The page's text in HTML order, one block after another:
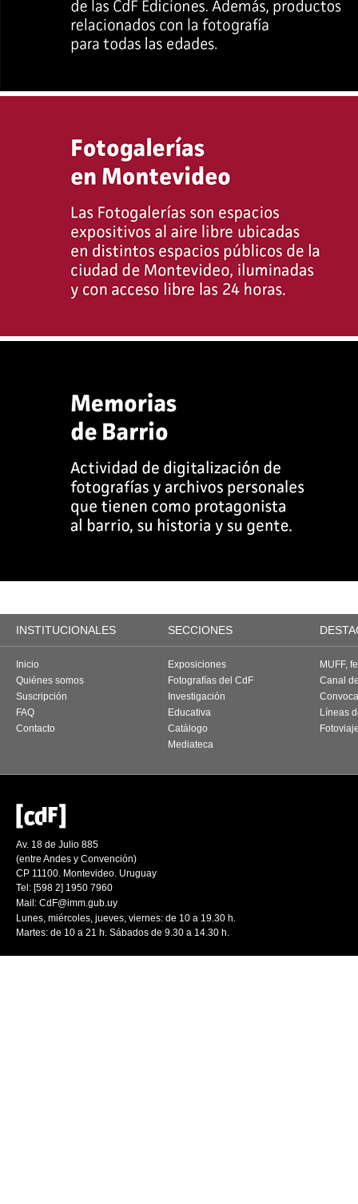
INSTITUCIONALES SECCIONES
Inicio
Quiénes somos
Suscripción
FAQ
Contacto
Exposiciones
Fotografías del CdF
Investigación
Educativa
Catálogo
Mediateca
MUFF,
Canal
Líneas
Av. 18 de Julio 885
(entre Andes y Convención)
CP 11100. Montevideo. Uruguay
Tel: [598 2] 1950 7960
Mail: CdF@imm.gub.uy
Lunes, miércoles, jueves, viernes: de 10 a 19.30 h.
Martes: de 10 a 21 h. Sábados de 9.30 a 14.30 h.